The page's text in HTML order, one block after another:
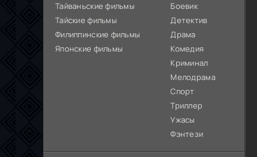
Тайваньские фильмы
Тайские фильмы
Филиппинские фильмы
Японские фильмы
Боевик
Детектив
Драма
Комедия
Криминал
Мелодрама
Спорт
Триллер
Ужасы
Фэнтези